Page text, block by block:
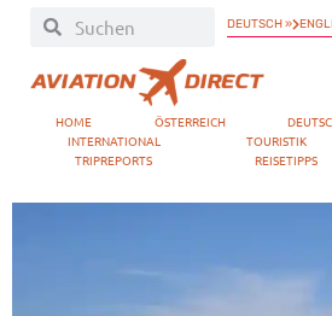
DEUTSCH »
HOME ÖSTERREICH
INTERNATIONAL
TOURISTIK
TRIPREPORTS
REISETIPPS